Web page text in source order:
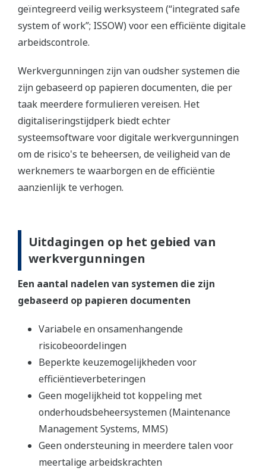
geïntegreerd veilig werksysteem (“integrated safe
system of work”; ISSOW) voor een efficiënte digitale
arbeidscontrole.
Werkvergunningen zijn van oudsher systemen die
zijn gebaseerd op papieren documenten, die per
taak meerdere formulieren vereisen. Het
digitaliseringstijdperk biedt echter
systeemsoftware voor digitale werkvergunningen
om de risico's te beheersen, de veiligheid van de
werknemers te waarborgen en de efficiëntie
aanzienlijk te verhogen.
Uitdagingen op het gebied van
werkvergunningen
Een aantal nadelen van systemen die zijn
gebaseerd op papieren documenten
Variabele en onsamenhangende
risicobeoordelingen
Beperkte keuzemogelijkheden voor
efficiëntieverbeteringen
Geen mogelijkheid tot koppeling met
onderhoudsbeheersystemen (Maintenance
Management Systems, MMS)
Geen ondersteuning in meerdere talen voor
meertalige arbeidskrachten